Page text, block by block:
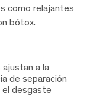
como relajantes
bótox.
ajustan a la
de separación
el desgaste